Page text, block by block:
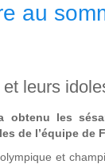
au
leurs
obtenu les
de l’équipe de
et